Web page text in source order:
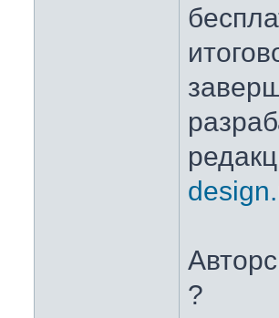
?